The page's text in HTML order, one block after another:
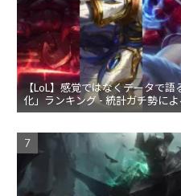
【LoL】感覚ではなくデータで
化」ランキング - 統計ガチ勢に